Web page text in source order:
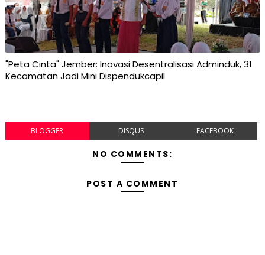
"Peta Cinta" Jember: Inovasi Desentralisasi Adminduk, 31
Kecamatan Jadi Mini Dispendukcapil
BLOGGER DISQUS FACEBOOK
NO COMMENTS:
POST A COMMENT